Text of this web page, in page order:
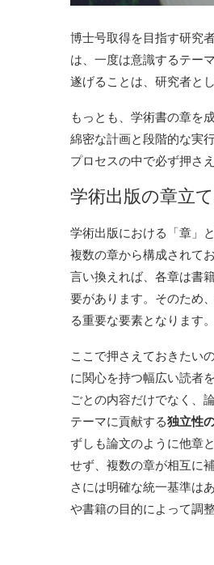
博士号取得を目指す研究
は、一度は意識するテー
遂げることは、研究者と
もっとも、学術書の章を
綿密な計画と段階的な実
プロセスの中で必ず押さ
学術出版の章立
学術出版における「章」と
複数の章から構成されて
言い換えれば、各章は書
要があります。そのため
る重要な要素となります。
ここで押さえておきたいの
に関心を持つ幅広い読者
ごとの内容だけでなく、
テーマに貢献する独立性
ずしも論文のように他章
せず、複数の章が相互に
さには明確な統一基準は
や書籍の目的によって調整